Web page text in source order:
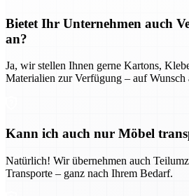
Bietet Ihr Unternehmen auch
an?
Ja, wir stellen Ihnen gerne Kartons,
Materialien zur Verfügung – auf
Kann ich auch nur Möbel
Natürlich! Wir übernehmen auch
Transporte – ganz nach Ihrem Bedarf.